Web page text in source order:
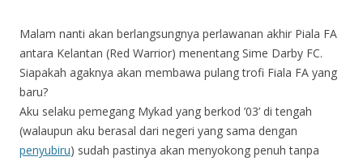
Malam nanti akan berlangsungnya perlawanan akhir Piala FA
antara Kelantan (Red Warrior) menentang Sime Darby FC.
Siapakah agaknya akan membawa pulang trofi Fiala FA yang
baru?
Aku selaku pemegang Mykad yang berkod ’03’ di tengah
(walaupun aku berasal dari negeri yang sama dengan
penyubiru) sudah pastinya akan menyokong penuh tanpa